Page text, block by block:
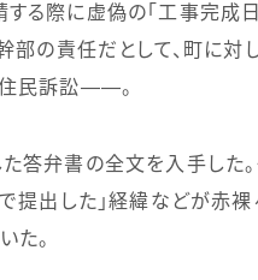
際に虚偽の「工事完成日
の責任だとして、町に対
民訴訟――。
答弁書の全文を入手した
提出した」経緯などが赤
た。